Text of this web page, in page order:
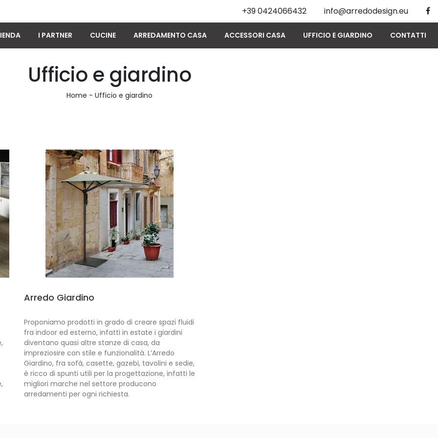
+39 0424066432 info@arredodesign.eu
I PARTNER CUCINE ARREDAMENTO CASA ACCESSORI CASA UFFICIO E GIARDINO CONTATTI
Ufficio e giardino
Home - Ufficio e giardino
Arredo Giardino
Proponiamo prodotti in grado di creare spazi fluidi
fra indoor ed esterno, infatti in estate i giardini
diventano quasi altre stanze di casa, da
impreziosire con stile e funzionalità. L’Arredo
Giardino, fra sofà, casette, gazebi, tavolini e sedie,
è ricco di spunti utili per la progettazione, infatti le
migliori marche nel settore producono
arredamenti per ogni richiesta.